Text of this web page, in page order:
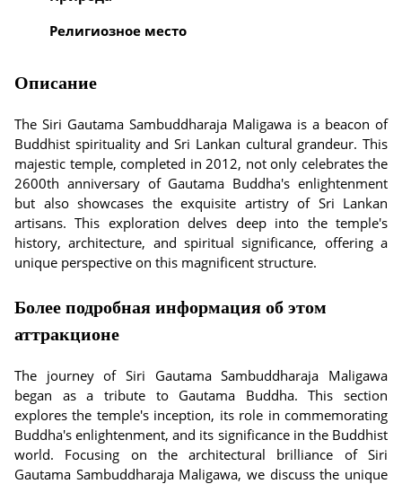
Религиозное место
Описание
The Siri Gautama Sambuddharaja Maligawa is a beacon of
Buddhist spirituality and Sri Lankan cultural grandeur. This
majestic temple, completed in 2012, not only celebrates the
2600th anniversary of Gautama Buddha's enlightenment
but also showcases the exquisite artistry of Sri Lankan
artisans. This exploration delves deep into the temple's
history, architecture, and spiritual significance, offering a
unique perspective on this magnificent structure.
Более подробная информация об этом
аттракционе
The journey of Siri Gautama Sambuddharaja Maligawa
began as a tribute to Gautama Buddha. This section
explores the temple's inception, its role in commemorating
Buddha's enlightenment, and its significance in the Buddhist
world. Focusing on the architectural brilliance of Siri
Gautama Sambuddharaja Maligawa, we discuss the unique